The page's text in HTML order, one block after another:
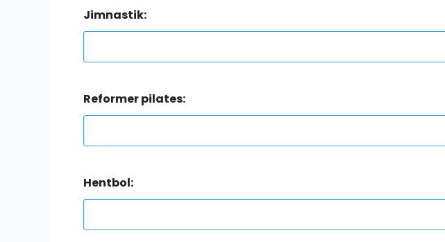
Jimnastik:
Reformer pilates:
Hentbol: